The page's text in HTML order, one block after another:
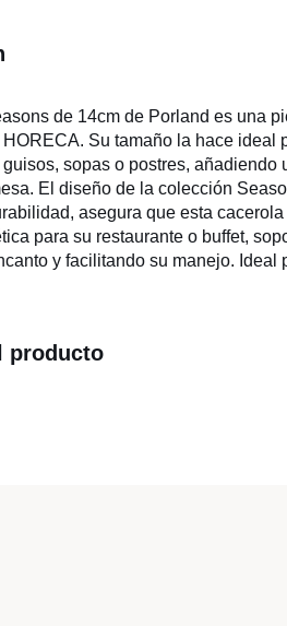
de 14cm de Porland es una
Su tamaño la hace ideal
sopas o postres, añadiendo
El diseño de la colección
asegura que esta
para su restaurante o buffet,
y facilitando su manejo. Ideal
producto